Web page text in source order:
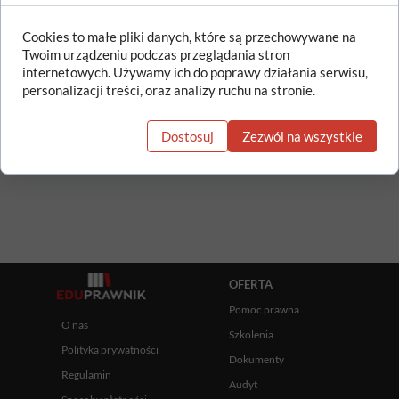
od nauczycieli szkół artystycznych i
placówek artystycznych
Dz.U. z 2025 r. poz. 789
O nas
Polityka prywatności
Regulamin
OFERTA
Pomoc prawna
Szkolenia
Dokumenty
Audyt
Cookies to małe pliki danych, które są przechowywane na
Twoim urządzeniu podczas przeglądania stron
internetowych. Używamy ich do poprawy działania serwisu,
personalizacji treści, oraz analizy ruchu na stronie.
Dostosuj Zezwól na wszystkie